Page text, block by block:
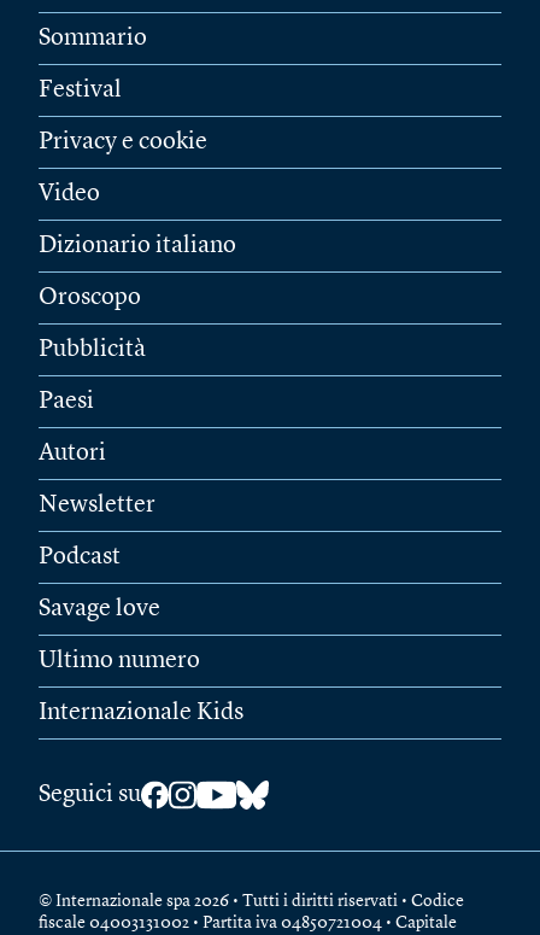
Sommario
Festival
Privacy e cookie
Video
Dizionario italiano
Oroscopo
Pubblicità
Paesi
Autori
Newsletter
Podcast
Savage love
Ultimo numero
Internazionale Kids
Seguici su
© Internazionale spa 2026 • Tutti i diritti riservati • Codice
fiscale 04003131002 • Partita iva 04850721004 • Capitale